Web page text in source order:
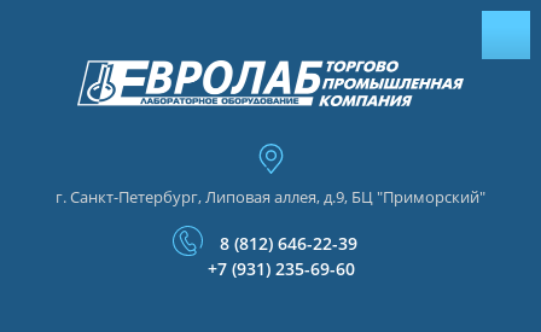
г. Санкт-Петербург, Липовая аллея, д.9, БЦ "Приморский"
8 (812) 646-22-39
+7 (931) 235-69-60